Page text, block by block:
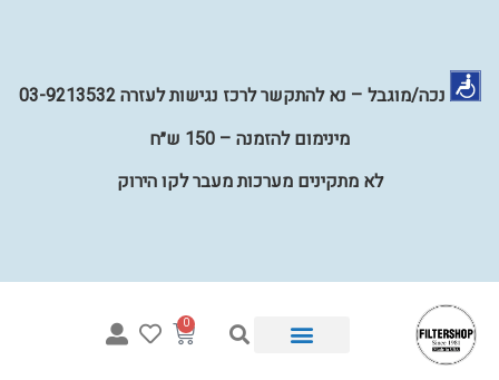
נכה/מוגבל – נא להתקשר לרכז נגישות לעזרה 03-9213532
מינימום להזמנה – 150 ש״ח
לא מתקינים מערכות מעבר לקו הירוק
0